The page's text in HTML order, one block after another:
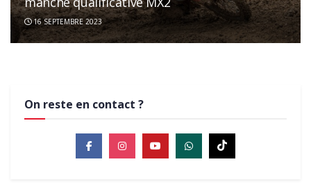
16 SEPTEMBRE 2023
Langenfelder & Tim Gajser
19 MARS 2022
On reste en contact ?